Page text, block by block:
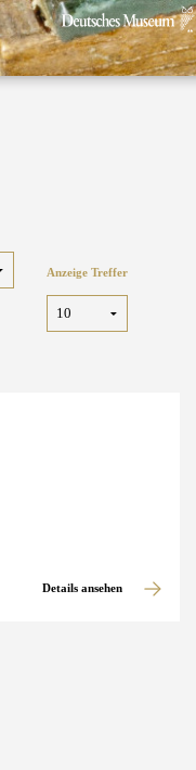
Anzeige Treffer
Details ansehen